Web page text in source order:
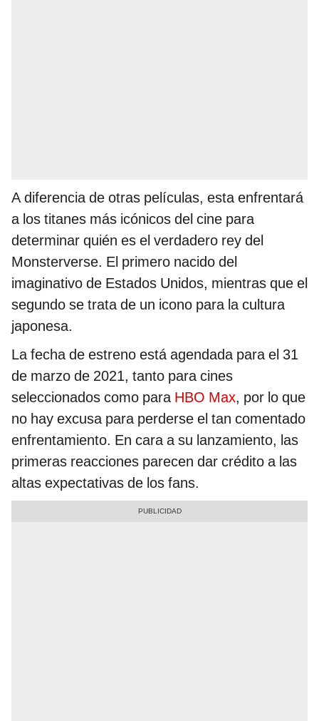
A diferencia de otras películas, esta enfrentará
a los titanes más icónicos del cine para
determinar quién es el verdadero rey del
Monsterverse. El primero nacido del
imaginativo de Estados Unidos, mientras que el
segundo se trata de un icono para la cultura
japonesa.
La fecha de estreno está agendada para el 31
de marzo de 2021, tanto para cines
seleccionados como para HBO Max, por lo que
no hay excusa para perderse el tan comentado
enfrentamiento. En cara a su lanzamiento, las
primeras reacciones parecen dar crédito a las
altas expectativas de los fans.